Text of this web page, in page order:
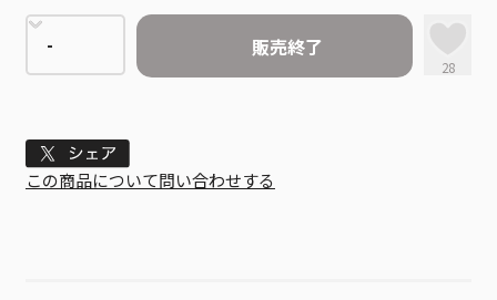
販売終了
28
Tweet
この商品について問い合わせする